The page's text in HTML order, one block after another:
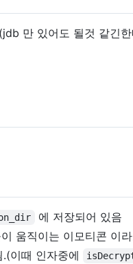
만 있어도 될것 같긴
에 저장되어 있음
움직이는 이모티콘 이
이때 인자중에